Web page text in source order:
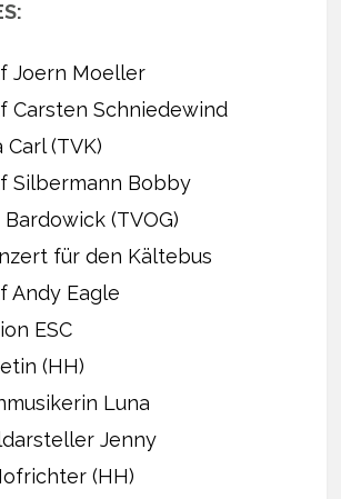
Joern Moeller
Carsten Schniedewind
(TVK)
Silbermann Bobby
(TVOG)
für den Kältebus
Andy Eagle
ESC
(HH)
Luna
Jenny
(HH)